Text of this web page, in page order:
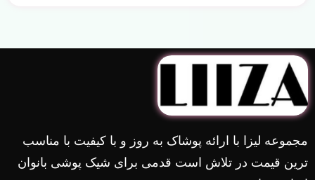
مجموعه لیزا با ارائه پوشاک به روز و با کیفیت با مناسب
ترین قیمت در تلاش است قدمی برای شیک پوشی بانوان